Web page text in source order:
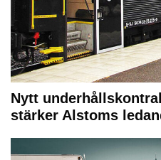
Nytt
stärker Alstoms